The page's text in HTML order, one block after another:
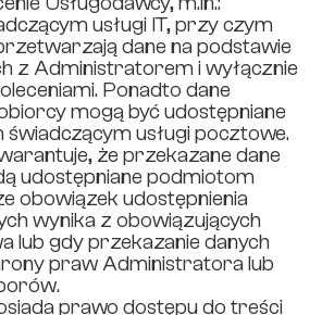
usługi IT, przy czym
dane na podstawie
z Administratorem i wyłącznie
Ponadto dane
mogą być udostępniane
usługi pocztowe.
że przekazane dane
udostępniane podmiotom
obowiązek udostępnienia
wynika z obowiązujących
lub gdy przekazanie danych
praw Administratora lub
prawo dostępu do treści